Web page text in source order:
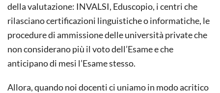
della valutazione: INVALSI, Eduscopio, i centri che
rilasciano certificazioni linguistiche o informatiche, le
procedure di ammissione delle università private che
non considerano più il voto dell’Esame e che
anticipano di mesi l’Esame stesso.
Allora, quando noi docenti ci uniamo in modo acritico